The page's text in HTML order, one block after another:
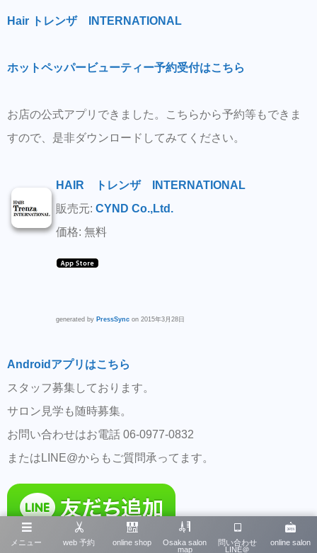
Hair トレンザ INTERNATIONAL
ホットペッパービューティー予約受付はこちら
お店の公式アプリできました。こちらから予約等もできま
すので、是非ダウンロードしてみてください。
HAIR トレンザ INTERNATIONAL
販売元: CYND Co.,Ltd.
価格: 無料
generated by PressSync on 2015年3月28日
Androidアプリはこちら
スタッフ募集しております。
サロン見学も随時募集。
お問い合わせはお電話 06-0977-0832
またはLINE@からもご質問承ってます。
メニュー web 予約 online shop
Osaka salon
map
問い合わせ
LINE＠
online salon